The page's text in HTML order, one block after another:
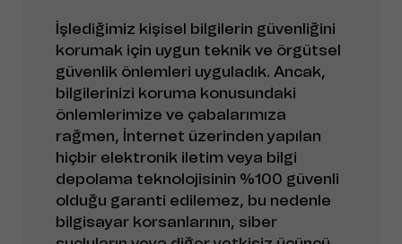
İşlediğimiz kişisel bilgilerin güvenliğini
korumak için uygun teknik ve örgütsel
güvenlik önlemleri uyguladık. Ancak,
bilgilerinizi koruma konusundaki
önlemlerimize ve çabalarımıza
rağmen, İnternet üzerinden yapılan
hiçbir elektronik iletim veya bilgi
depolama teknolojisinin %100 güvenli
olduğu garanti edilemez, bu nedenle
bilgisayar korsanlarının, siber